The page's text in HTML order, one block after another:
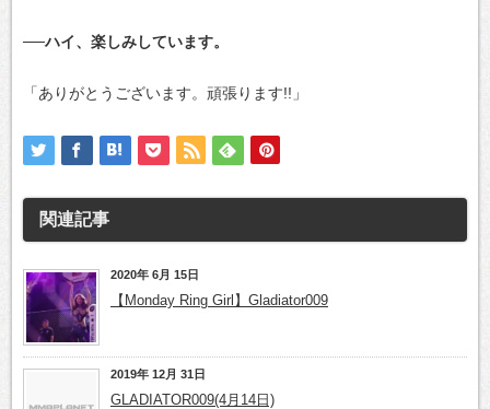
──ハイ、楽しみしています。
「ありがとうございます。頑張ります!!」
関連記事
2020年 6月 15日
【Monday Ring Girl】Gladiator009
2019年 12月 31日
GLADIATOR009(4月14日)